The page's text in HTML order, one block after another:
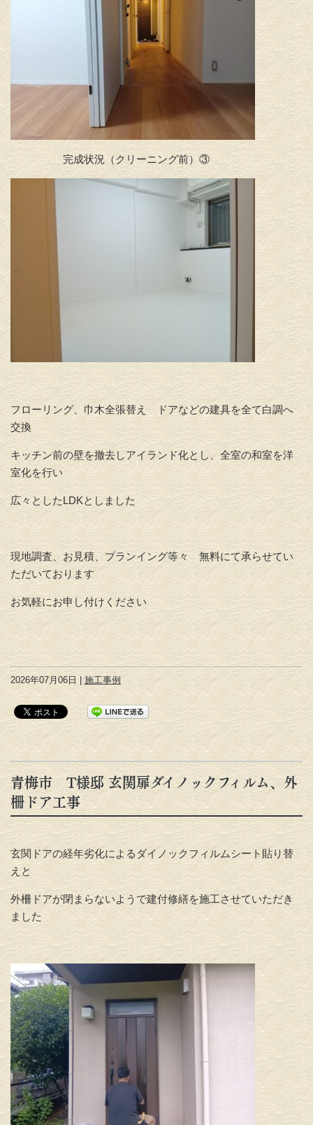
完成状況（クリーニング前）③
フローリング、巾木全張替え ドアなどの建具を全て白調へ
交換
キッチン前の壁を撤去しアイランド化とし、全室の和室を洋
室化を行い
広々としたLDKとしました
現地調査、お見積、プランイング等々 無料にて承らせてい
ただいております
お気軽にお申し付けください
2026年07月06日 |施工事例
青梅市 T様邸 玄関扉ダイノックフィルム、外
柵ドア工事
玄関ドアの経年劣化によるダイノックフィルムシート貼り替
えと
外柵ドアが閉まらないようで建付修繕を施工させていただき
ました